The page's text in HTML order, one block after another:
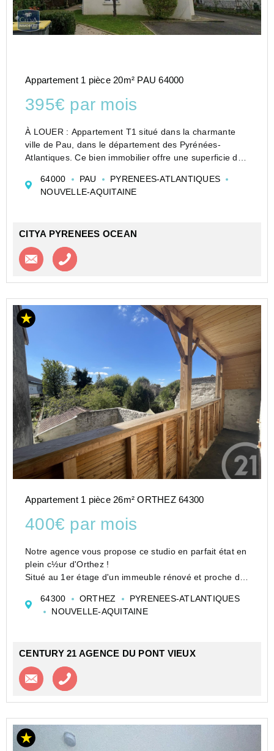
Appartement 1 pièce 20m² PAU 64000
395€ par mois
À LOUER : Appartement T1 situé dans la charmante
ville de Pau, dans le département des Pyrénées-
Atlantiques. Ce bien immobilier offre une superficie de
étudiant à la recherche d'un logement fonctionnel et
prat...
64000 PAU
PYRENEES-ATLANTIQUES
NOUVELLE-AQUITAINE
CITYA PYRENEES OCEAN
Contacter l'agence
Appartement 1 pièce 26m² ORTHEZ 64300
400€ par mois
Notre agence vous propose ce studio en parfait état en
plein c½ur d'Orthez !
Situé au 1er étage d'un immeuble rénové et proche de
facilement , l'appartement dispose d'une pièce de vie...
64300 ORTHEZ
PYRENEES-ATLANTIQUES
NOUVELLE-AQUITAINE
CENTURY 21 AGENCE DU PONT VIEUX
Contacter l'agence